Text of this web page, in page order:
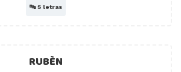
🔤5 letras
RUBÈN